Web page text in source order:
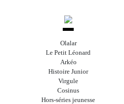
Olalar
Le Petit Léonard
Arkéo
Histoire Junior
Virgule
Cosinus
Hors-séries jeunesse